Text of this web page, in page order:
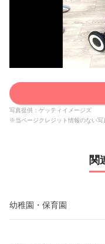
写真提供：ゲッティイメージズ
※当ページクレジット情報のない写
関
幼稚園・保育園